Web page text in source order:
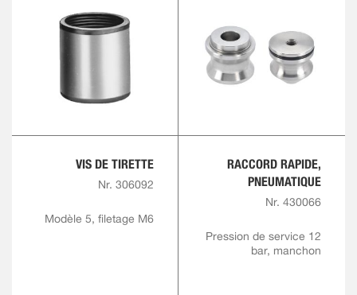
VIS DE TIRETTE
Nr. 306092
Modèle 5, filetage M6
RACCORD RAPIDE,
PNEUMATIQUE
Nr. 430066
Pression de service 12
bar, manchon